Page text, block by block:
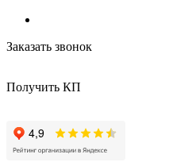
Заказать звонок
Получить КП